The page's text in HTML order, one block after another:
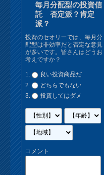
毎月分配型の投資信
託 否定派？肯定
派？
投資のセオリーでは、毎月分
配型は非効率だと否定な意見
が多いです。皆さんはどうお
考えですか？
良い投資商品だ
どちらでもない
投資してはダメ
コメント